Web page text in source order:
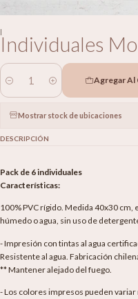
|
Individuales
Cantidad
Agregar Al
Mostrar stock de ubicaciones
DESCRIPCIÓN
Pack de 6 individuales
Características:
100% PVC rígido. Medida 40x30 cm,
húmedo o agua, sin uso de
- Impresión con tintas al agua
Resistente al agua. Fabricación
** Mantener alejado del fuego.
- Los colores impresos pueden